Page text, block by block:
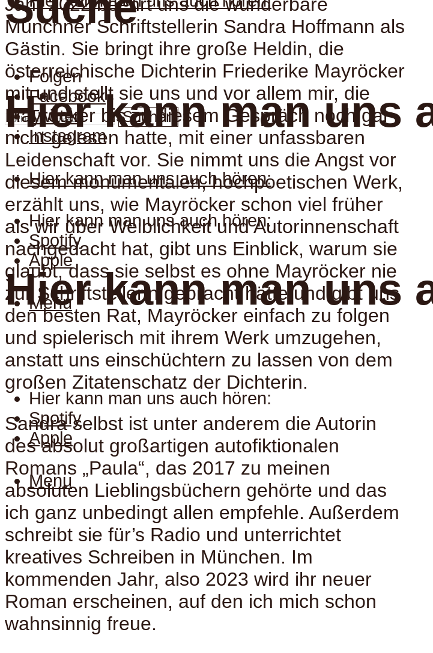
Suchen
Hier kann man uns
Hier kann man uns auch hören:
Spotify
Apple
Menu
Folgen
Facebook
Twitter
Instagram
Hier kann man uns auch hören:
Hier kann man uns
Hier kann man uns auch hören:
Spotify
Apple
Menu
Münchner Schriftstellerin Sandra Hoffmann als
Gästin. Sie bringt ihre große Heldin, die
österreichische Dichterin Friederike Mayröcker
mit und stellt sie uns und vor allem mir, die
Mayröcker bis zu diesem Gespräch noch gar
nicht gelesen hatte, mit einer unfassbaren
Leidenschaft vor. Sie nimmt uns die Angst vor
diesem monumentalen, hochpoetischen Werk,
erzählt uns, wie Mayröcker schon viel früher
als wir über Weiblichkeit und Autorinnenschaft
nachgedacht hat, gibt uns Einblick, warum sie
glaubt, dass sie selbst es ohne Mayröcker nie
zur Schriftstellerin gebracht hätte und gibt uns
den besten Rat, Mayröcker einfach zu folgen
und spielerisch mit ihrem Werk umzugehen,
anstatt uns einschüchtern zu lassen von dem
großen Zitatenschatz der Dichterin.
Sandra selbst ist unter anderem die Autorin
des absolut großartigen autofiktionalen
Romans „Paula“, das 2017 zu meinen
absoluten Lieblingsbüchern gehörte und das
ich ganz unbedingt allen empfehle. Außerdem
schreibt sie für’s Radio und unterrichtet
kreatives Schreiben in München. Im
kommenden Jahr, also 2023 wird ihr neuer
Roman erscheinen, auf den ich mich schon
wahnsinnig freue.